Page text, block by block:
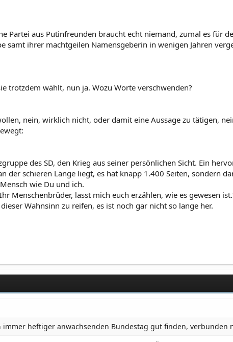
Partei aus Putinfreunden braucht echt niemand, zumal es für
samt ihrer machtgeilen Namensgeberin in wenigen Jahren
trotzdem wählt, nun ja. Wozu Worte verschwenden?
nein, wirklich nicht, oder damit eine Aussage zu tätigen,
des SD, den Krieg aus seiner persönlichen Sicht. Ein
der schieren Länge liegt, es hat knapp 1.400 Seiten, sondern
wie Du und ich.
Menschenbrüder, lasst mich euch erzählen, wie es gewesen
Wahnsinn zu reifen, es ist noch gar nicht so lange her.
heftiger anwachsenden Bundestag gut finden, verbunden